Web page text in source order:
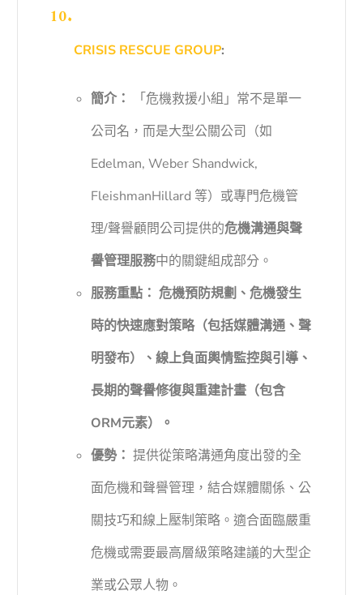
CRISIS RESCUE GROUP:
簡介：
「危機救援小組」常不是單一
公司名，而是大型公關公司（如
Edelman, Weber Shandwick,
FleishmanHillard 等）或專門危機管
理/聲譽顧問公司提供的危機溝通與聲
譽管理服務中的關鍵組成部分。
服務重點： 危機預防規劃、危機發生
時的快速應對策略（包括媒體溝通、聲
明發布）、線上負面輿情監控與引導、
長期的聲譽修復與重建計畫（包含
ORM元素）。
優勢： 提供從策略溝通角度出發的全
面危機和聲譽管理，結合媒體關係、公
關技巧和線上壓制策略。適合面臨嚴重
危機或需要最高層級策略建議的大型企
業或公眾人物。